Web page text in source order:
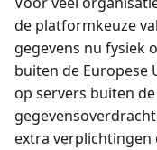
de platformkeuze
gegevens nu fysiek
buiten de Europese
op servers buiten
extra verplichtingen